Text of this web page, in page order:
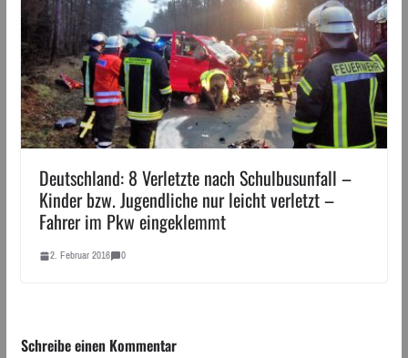
Deutschland: 8 Verletzte nach Schulbusunfall –
Kinder bzw. Jugendliche nur leicht verletzt –
Fahrer im Pkw eingeklemmt
2. Februar 2016 0
Schreibe einen Kommentar